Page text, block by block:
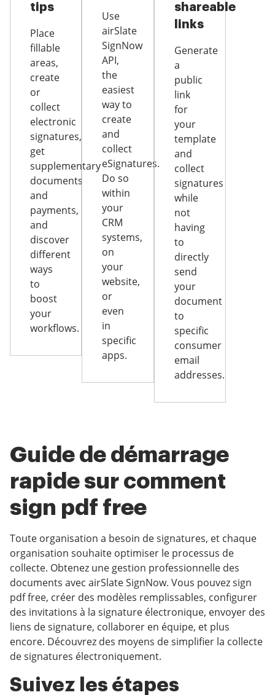
tips
Place
fillable
areas,
create
or
collect
electronic
signatures,
get
supplementary
documents
and
payments,
and
discover
different
ways
to
boost
your
workflows.
Use
airSlate
SignNow
API,
the
easiest
way to
create
and
collect
eSignatures.
Do so
within
your
CRM
systems,
on
your
website,
or
even
in
specific
apps.
shareable
links
Generate
a
public
link
for
your
template
and
collect
signatures
while
not
having
to
directly
send
your
document
to
specific
consumer
email
addresses.
Guide de démarrage
rapide sur comment
sign pdf free
Toute organisation a besoin de signatures, et chaque
organisation souhaite optimiser le processus de
collecte. Obtenez une gestion professionnelle des
documents avec airSlate SignNow. Vous pouvez sign
pdf free, créer des modèles remplissables, configurer
des invitations à la signature électronique, envoyer des
liens de signature, collaborer en équipe, et plus
encore. Découvrez des moyens de simplifier la collecte
de signatures électroniquement.
Suivez les étapes